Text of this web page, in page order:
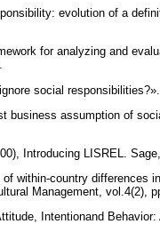
evolution of a
for analyzing and
social
business assumption of
Introducing LISREL. Sage,
within-country differences
Management, vol.4(2),
Intentionand